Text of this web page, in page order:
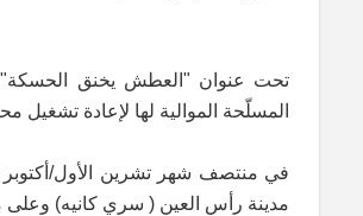
تحت عنوان "العطش يخنق الحسكة"
المسلّحة الموالية لها لإعادة تشغيل
مدينة رأس العين ( سري كانيه)